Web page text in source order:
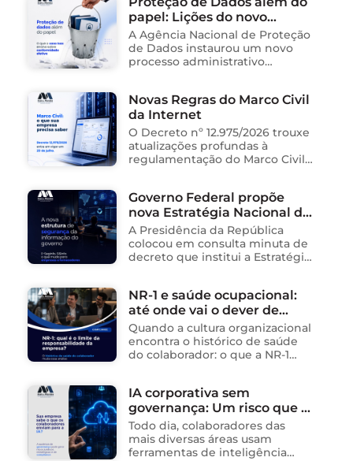
papel: Lições do novo
processo sancionador da
ANPD
A Agência Nacional de Proteção
de Dados instaurou um novo
processo administrativo
organização social responsável
pela gestão de unidades
públicas de saúde …
Novas Regras do Marco Civil
da Internet
O Decreto nº 12.975/2026 trouxe
atualizações profundas à
regulamentação do Marco Civil
operações de empresas de
tecnologia no Brasil. Para ajudar
na …
Governo Federal propõe
nova Estratégia Nacional de
Segurança da Informação e
cria sistema integrado de
governança para órgãos
A Presidência da República
colocou em consulta minuta de
decreto que institui a Estratégia
Sistema Integrado de
Segurança da Informação
(SISInfo), estabelecendo …
NR-1 e saúde ocupacional:
até onde vai o dever de
cuidado da empresa?
Quando a cultura organizacional
encontra o histórico de saúde
do colaborador: o que a NR-1
um dos ambientes mais
propícios para …
IA corporativa sem
governança: Um risco que já
está acontecendo
Todo dia, colaboradores das
mais diversas áreas usam
ferramentas de inteligência